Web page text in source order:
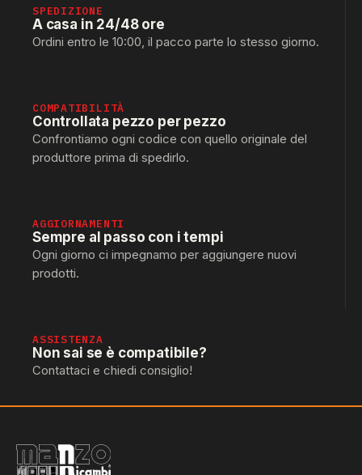
SPEDIZIONE
A casa in 24/48 ore
Ordini entro le 10:00, il pacco parte lo stesso giorno.
COMPATIBILITÀ
Controllata pezzo per pezzo
Confrontiamo ogni codice con quello originale del
produttore prima di spedirlo.
AGGIORNAMENTI
Sempre al passo con i tempi
Ogni giorno ci impegnamo per aggiungere nuovi
prodotti.
ASSISTENZA
Non sai se è compatibile?
Contattaci e chiedi consiglio!